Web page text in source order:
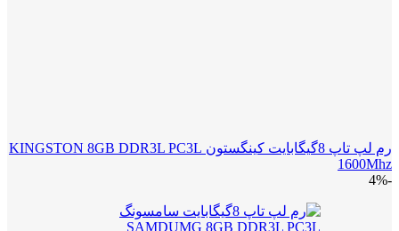
رم لپ تاپ 8گیگابایت کینگستون KINGSTON 8GB DDR3L PC3L
1600Mhz
-4%